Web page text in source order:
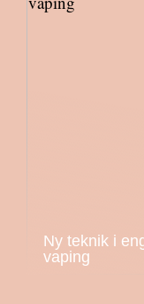
Ny teknik i
vaping